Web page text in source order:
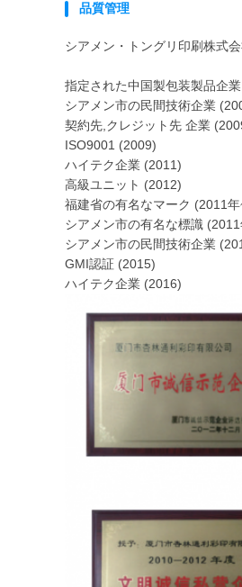
品質管理
シアメン・トングリ印刷株式
指定された中国製包装製品企
シアメン市の民間技術企業
契約先,クレジット先 企業
ISO9001 (2009)
ハイテク企業 (2011)
高級ユニット (2012)
福建省の有名なマーク (2011
シアメン市の有名な標識
シアメン市の民間技術企業
GMI認証 (2015)
ハイテク企業 (2016)